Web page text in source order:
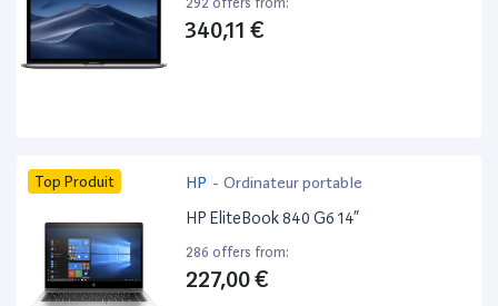
340,11 €
Top Produit HP - Ordinateur portable
HP EliteBook 840 G6 14”
286 offers from:
227,00 €